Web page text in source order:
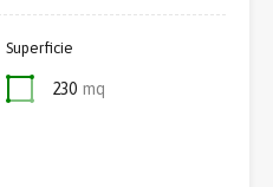
Superficie
230 mq